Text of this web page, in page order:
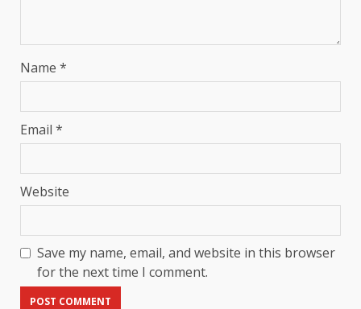
Name *
Email *
Website
Save my name, email, and website in this browser
for the next time I comment.